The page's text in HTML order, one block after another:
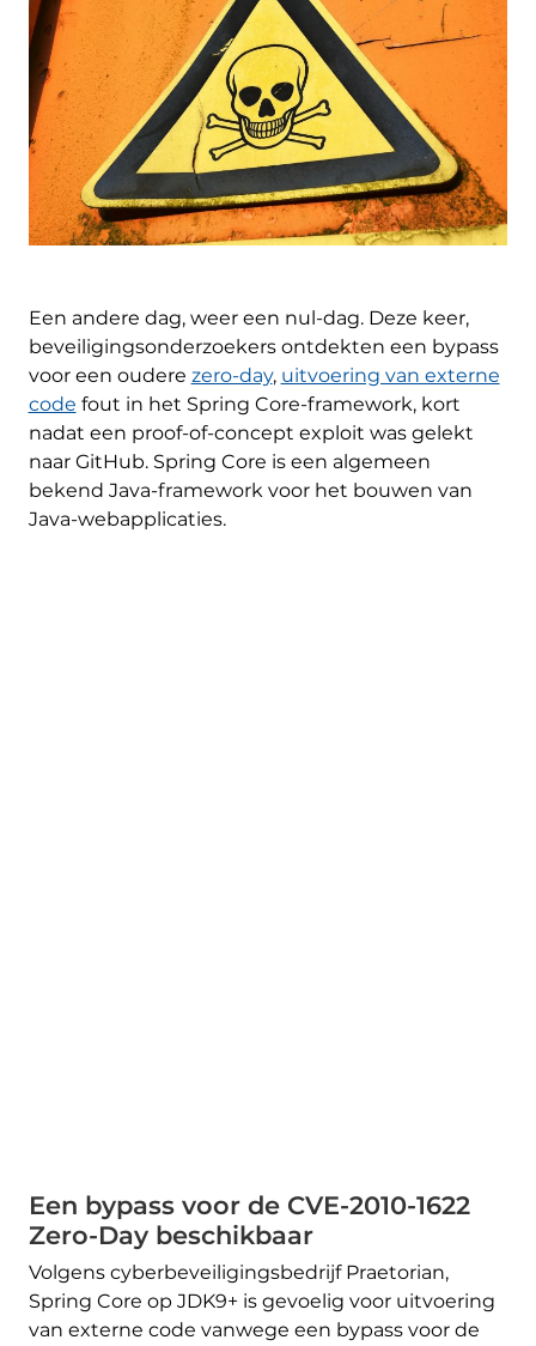
Een andere dag, weer een nul-dag. Deze keer,
beveiligingsonderzoekers ontdekten een bypass
voor een oudere zero-day, uitvoering van externe
code fout in het Spring Core-framework, kort
nadat een proof-of-concept exploit was gelekt
naar GitHub. Spring Core is een algemeen
bekend Java-framework voor het bouwen van
Java-webapplicaties.
Een bypass voor de CVE-2010-1622
Zero-Day beschikbaar
Volgens cyberbeveiligingsbedrijf Praetorian,
Spring Core op JDK9+ is gevoelig voor uitvoering
van externe code vanwege een bypass voor de